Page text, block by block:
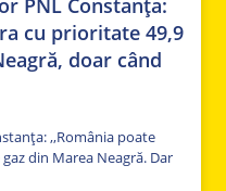
cu prioritate 49,9
doar când
,,România poate
din Marea Neagră. Dar